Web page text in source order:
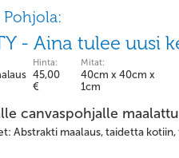
- Aina tulee uusi
Hinta:
45,00
€
Mitat:
40cm x 40cm x
1cm
canvaspohjalle
Abstrakti maalaus, taidetta